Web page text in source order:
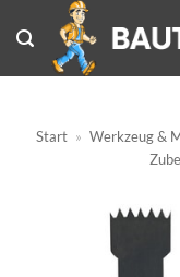
Inhalt
springen
Start » Werkzeug &